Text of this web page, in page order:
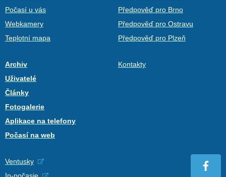
Počasí u vás
Webkamery
Teplotní mapa
Předpověď pro Brno
Předpověď pro Ostravu
Předpověď pro Plzeň
Archiv
Uživatelé
Články
Fotogalerie
Aplikace na telefony
Počasí na web
Kontakty
Ventusky